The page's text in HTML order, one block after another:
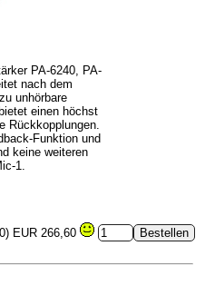
PA-6240, PA-
nach dem
unhörbare
einen höchst
Rückkopplungen.
Funktion und
keine weiteren
1.
EUR 266,60